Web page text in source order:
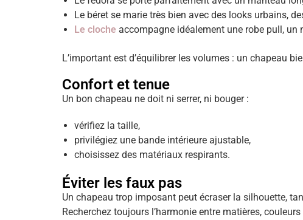
Le béret se marie très bien avec des looks urbains,
Le cloche accompagne idéalement une robe pull,
L’important est d’équilibrer les volumes : un chapeau
Confort et tenue
Un bon chapeau ne doit ni serrer, ni bouger :
vérifiez la taille,
privilégiez une bande intérieure ajustable,
choisissez des matériaux respirants.
Éviter les faux pas
Un chapeau trop imposant peut écraser la silhouette,
Recherchez toujours l’harmonie entre matières,